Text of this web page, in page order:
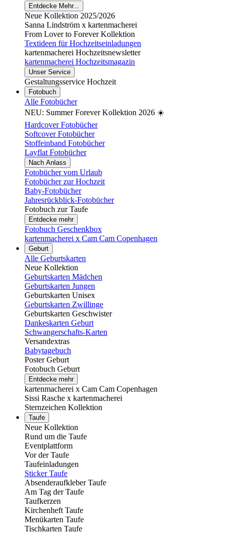
Entdecke Mehr...
Neue Kollektion 2025/2026
Sanna Lindström x kartenmacherei
From Lover to Forever Kollektion
Textideen für Hochzeitseinladungen
kartenmacherei Hochzeitsnewsletter
kartenmacherei Hochzeitsmagazin
Unser Service
Gestaltungsservice Hochzeit
Fotobuch
Alle Fotobücher
NEU: Summer Forever Kollektion 2026 ☀️
Hardcover Fotobücher
Softcover Fotobücher
Stoffeinband Fotobücher
Layflat Fotobücher
Nach Anlass
Fotobücher vom Urlaub
Fotobücher zur Hochzeit
Baby-Fotobücher
Jahresrückblick-Fotobücher
Fotobuch zur Taufe
Entdecke mehr
Fotobuch Geschenkbox
kartenmacherei x Cam Cam Copenhagen
Geburt
Alle Geburtskarten
Neue Kollektion
Geburtskarten Mädchen
Geburtskarten Jungen
Geburtskarten Unisex
Geburtskarten Zwillinge
Geburtskarten Geschwister
Dankeskarten Geburt
Schwangerschafts-Karten
Versandextras
Babytagebuch
Poster Geburt
Fotobuch Geburt
Entdecke mehr
kartenmacherei x Cam Cam Copenhagen
Sissi Rasche x kartenmacherei
Sternzeichen Kollektion
Taufe
Neue Kollektion
Rund um die Taufe
Eventplattform
Vor der Taufe
Taufeinladungen
Sticker Taufe
Absenderaufkleber Taufe
Am Tag der Taufe
Taufkerzen
Kirchenheft Taufe
Menükarten Taufe
Tischkarten Taufe